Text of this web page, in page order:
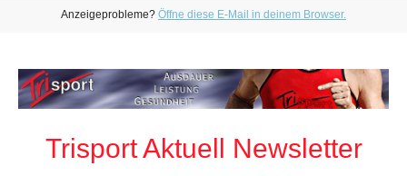
Anzeigeprobleme? Öffne diese E-Mail in deinem Browser.
Trisport Aktuell Newsletter